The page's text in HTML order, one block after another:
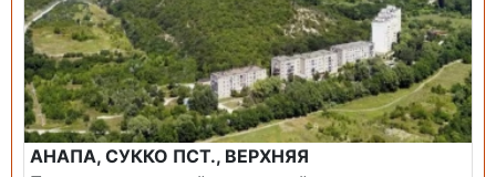
АНАПА, СУККО ПСТ., ВЕРХНЯЯ